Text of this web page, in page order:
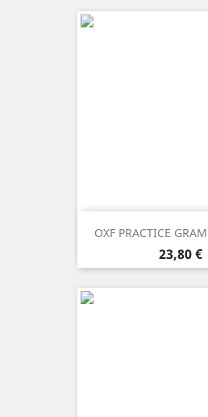
OXF PRACTICE
Prezzo
23,80 €